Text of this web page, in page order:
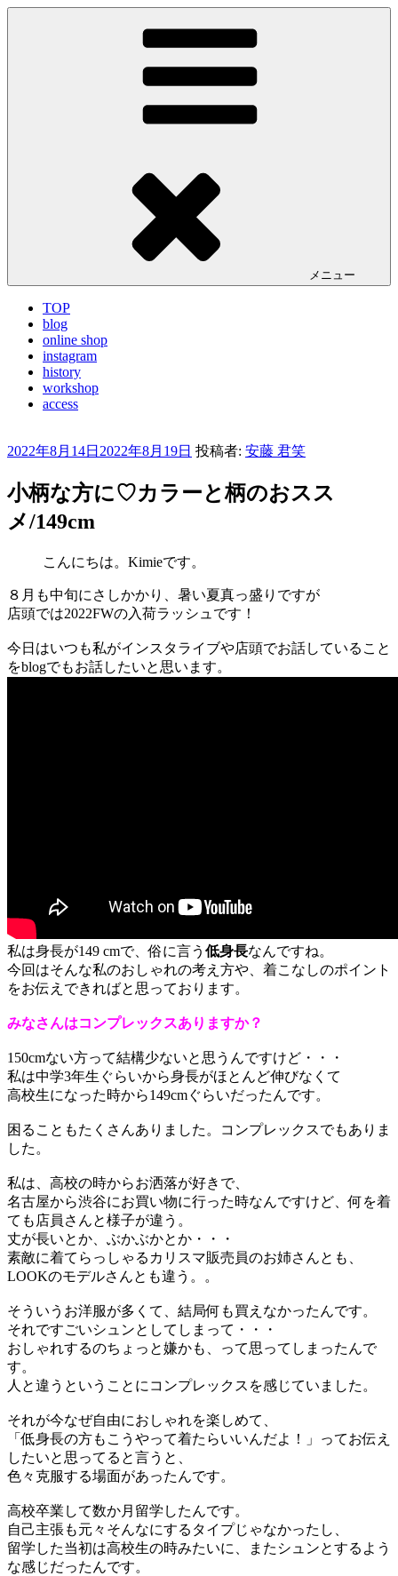
コ
LA VILLA ROUGE Blog
メニュー
TOP
blog
online shop
instagram
history
workshop
access
投
日:
2022年8月14日 2022年8月19日 投稿者: 安藤 君笑
小柄な方に♡カラーと柄のおスス
メ/149cm
こんにちは。Kimieです。
８月も中旬にさしかかり、暑い夏真っ盛りですが
店頭では2022FWの入荷ラッシュです！
今日はいつも私がインスタライブや店頭でお話していること
をblogでもお話したいと思います。
私は身長が149 cmで、俗に言う 低身長なんですね。
今回はそんな私のおしゃれの考え方や
着こなしのポイント
をお伝えできればと思っております。
みなさんはコンプレックスありますか？
150cmない方って結構少ないと思う んですけど・・・
私は中学3年生ぐらいから身長がほとんど伸びなくて
高校生になった時から149cmぐらいだった んです。
困ることもたくさんありました。コンプレックスでもありま
した。
私は、 高校の時からお洒落が好き で、
名古屋から渋谷にお買い物に行った時なんですけど 、何を着
ても店員さんと様子が違う。
丈が長いとか、 ぶかぶかとか ・・・
素敵に着てらっしゃるカリスマ販売員のお姉さんとも、
LOOKのモデルさんとも違う。。
そういうお洋服が多くて、結局何も買えなかった んです。
それですごいシュンとしてしま って・・・
おしゃれするのちょっと嫌かも って思ってしまった んで
す。
人と違うということにコンプレックスを感じていました。
それが今なぜ自由におしゃれを楽しめて
「低身長の方もこうやって着たらいいんだよ ！」
ってお伝え
したいと 思ってる と言うと、
色々克服する場面があった んです。
高校卒業して数か月留学した んです。
自己主張も元々そんなにするタイプじゃなかった し、
留学した当初は高校生の時みたいに、ま たシュンとするよう
な感じだった んです。